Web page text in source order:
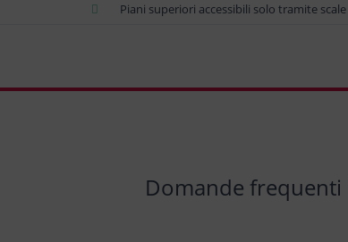
Piani superiori accessibili solo tramite scale
Domande